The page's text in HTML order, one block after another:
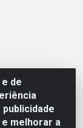
de
melhorar a
- Rua
04.761-